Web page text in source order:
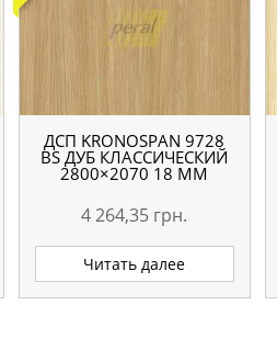
ДСП KRONOSPAN 9728
BS ДУБ КЛАССИЧЕСКИЙ
2800×2070 18 ММ
4 264,35 грн.
Читать далее